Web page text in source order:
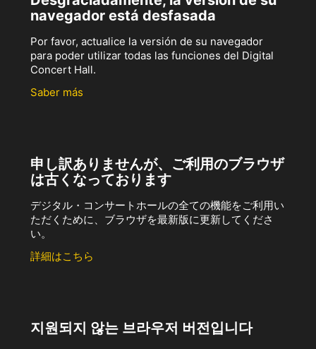
navegador está desfasada
Por favor, actualice la versión de su navegador
para poder utilizar todas las funciones del Digital
Concert Hall.
Saber más
申し訳ありませんが、ご利用のブラウザ
は古くなっております
デジタル・コンサートホールの全ての機能をご利用い
ただくために、ブラウザを最新版に更新してくださ
い。
詳細はこちら
지원되지 않는 브라우저 버전입니다